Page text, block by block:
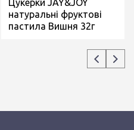
Цукерки JAY&JOY
натуральні фруктові
пастила Вишня 32г